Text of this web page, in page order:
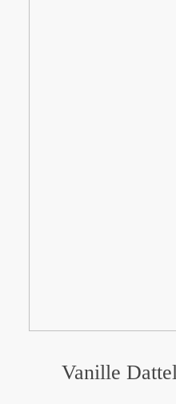
Vanille